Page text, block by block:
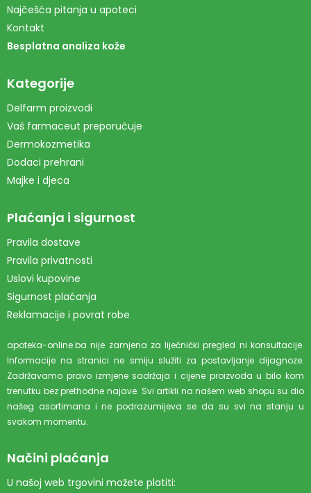
Najčešća pitanja u apoteci
Kontakt
Besplatna analiza kože
Kategorije
Delfarm proizvodi
Vaš farmaceut preporučuje
Dermokozmetika
Dodaci prehrani
Majke i djeca
Plaćanja i sigurnost
Pravila dostave
Pravila privatnosti
Uslovi kupovine
Sigurnost plaćanja
Reklamacije i povrat robe
apoteka-online.ba nije zamjena za liječnički pregled ni konsultacije.
Informacije na stranici ne smiju služiti za postavljanje dijagnoze.
Zadržavamo pravo izmjene sadržaja i cijene proizvoda u bilo kom
trenutku bez prethodne najave. Svi artikli na našem web shopu su dio
našeg asortimana i ne podrazumijeva se da su svi na stanju u
svakom momentu.
Načini plaćanja
U našoj web trgovini možete platiti: